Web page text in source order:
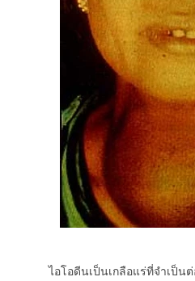
ไอโอดีนเป็นเกลือแร่ที่จำเป็น